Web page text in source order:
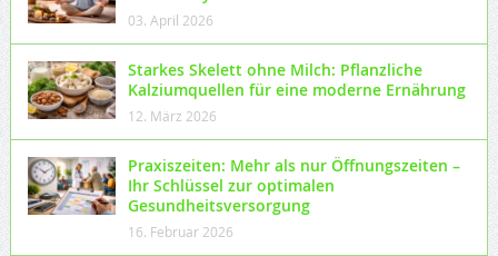
03. April 2026
Starkes Skelett ohne Milch: Pflanzliche
Kalziumquellen für eine moderne Ernährung
12. März 2026
Praxiszeiten: Mehr als nur Öffnungszeiten –
Ihr Schlüssel zur optimalen
Gesundheitsversorgung
16. Februar 2026